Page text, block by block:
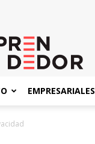
Emprendedor
EMPRESARIALES